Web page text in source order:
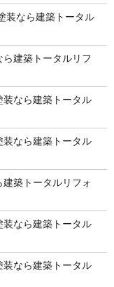
装なら建築トータル
建築トータルリフ
なら建築トータル
なら建築トータル
築トータルリフォ
なら建築トータル
なら建築トータル